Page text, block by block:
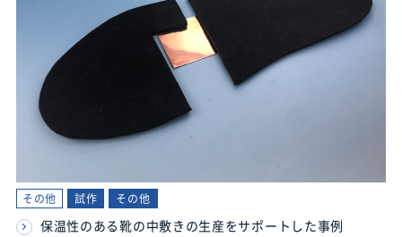
その他 試作 その他
保温性のある靴の中敷きの生産をサポートした事例